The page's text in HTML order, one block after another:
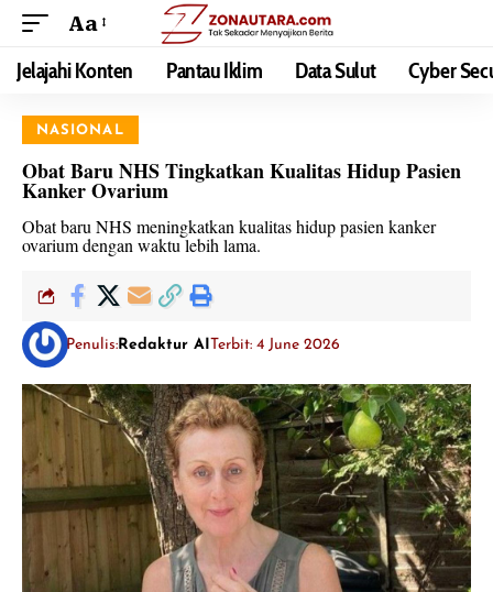
Aa
Jelajahi Konten Pantau Iklim Data Sulut Cyber
NASIONAL
Obat Baru NHS Tingkatkan Kualitas Hidup Pasien
Kanker Ovarium
Obat baru NHS meningkatkan kualitas hidup pasien kanker
ovarium dengan waktu lebih lama.
Penulis: Redaktur AITerbit: 4 June 2026